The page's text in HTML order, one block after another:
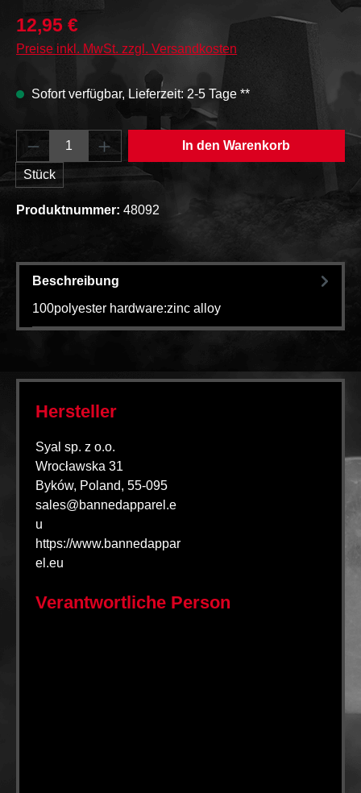
12,95 €
Preise inkl. MwSt. zzgl. Versandkosten
Sofort verfügbar, Lieferzeit: 2-5 Tage **
Produkt Anzahl: Gib den gewünschten
Stück
In den Warenkorb
Produktnummer: 48092
Beschreibung
100polyester hardware:zinc alloy
Hersteller
Syal sp. z o.o.
Wrocławska 31
Byków, Poland, 55-095
sales@bannedapparel.e
u
https://www.bannedappar
el.eu
Verantwortliche Person